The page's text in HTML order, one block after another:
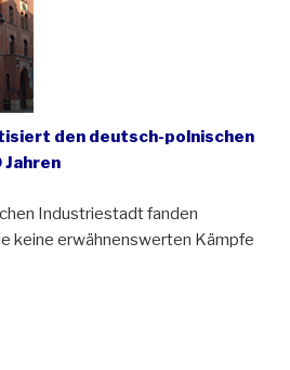
den deutsch-polnischen
Jahren
Industriestadt fanden
keine erwähnenswerten Kämpfe